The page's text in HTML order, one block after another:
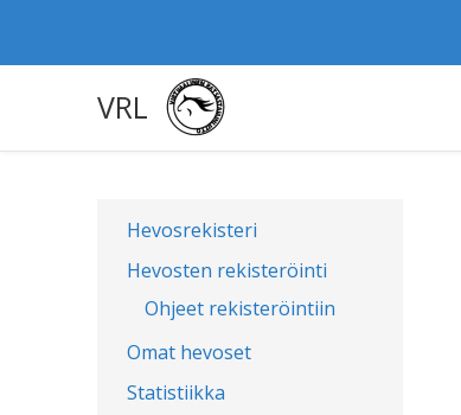
VRL
Hevosrekisteri
Hevosten rekisteröinti
Ohjeet rekisteröintiin
Omat hevoset
Statistiikka